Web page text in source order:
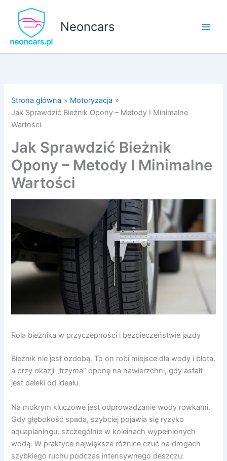
Neoncars
Strona główna
Motoryzacja
Jak Sprawdzić Bieżnik Opony – Metody I Minimalne
Wartości
Jak Sprawdzić Bieżnik
Opony – Metody I Minimalne
Wartości
Rola bieżnika w przyczepności i bezpieczeństwie jazdy
Bieżnik nie jest ozdobą. To on robi miejsce dla wody i błota,
a przy okazji „trzyma” oponę na nawierzchni, gdy asfalt
jest daleki od ideału.
Na mokrym kluczowe jest odprowadzanie wody rowkami.
Gdy głębokość spada, szybciej pojawia się ryzyko
aquaplaningu, szczególnie w koleinach wypełnionych
wodą. W praktyce największe różnice czuć na drogach
szybkiego ruchu podczas intensywnego deszczu: